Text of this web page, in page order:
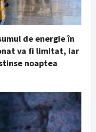
de energie în
va fi limitat, iar
noaptea